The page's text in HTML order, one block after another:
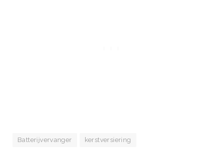
Batterijvervanger kerstversiering